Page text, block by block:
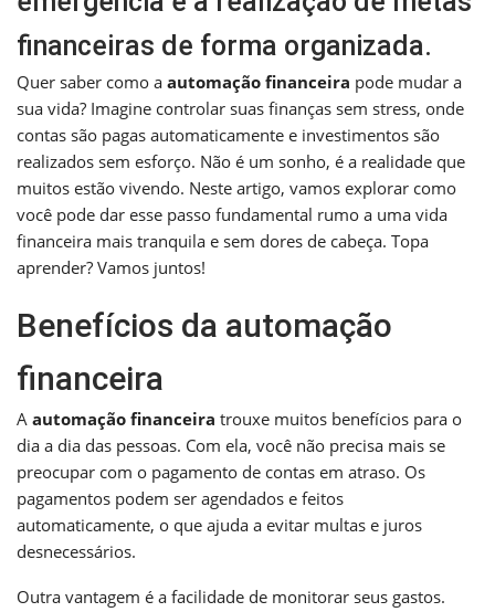
financeiras de forma organizada.
Quer saber como a automação financeira pode mudar a
sua vida? Imagine controlar suas finanças sem stress, onde
contas são pagas automaticamente e investimentos são
realizados sem esforço. Não é um sonho, é a realidade que
muitos estão vivendo. Neste artigo, vamos explorar como
você pode dar esse passo fundamental rumo a uma vida
financeira mais tranquila e sem dores de cabeça. Topa
aprender? Vamos juntos!
Benefícios da automação
financeira
A automação financeira trouxe muitos benefícios para o
dia a dia das pessoas. Com ela, você não precisa mais se
preocupar com o pagamento de contas em atraso. Os
pagamentos podem ser agendados e feitos
automaticamente, o que ajuda a evitar multas e juros
desnecessários.
Outra vantagem é a facilidade de monitorar seus gastos.